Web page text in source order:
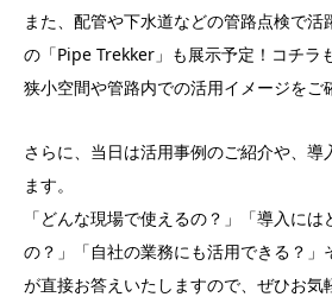
また、配管や下水道などの管路点検で
の「Pipe Trekker」も展示予定！コチラ
狭小空間や管路内での活用イメージをご
さらに、当日は活用事例のご紹介や、導
ます。
「どんな現場で使えるの？」「導入に
の？」「自社の業務にも活用できる？」
が直接お答えいたしますので、ぜひお気